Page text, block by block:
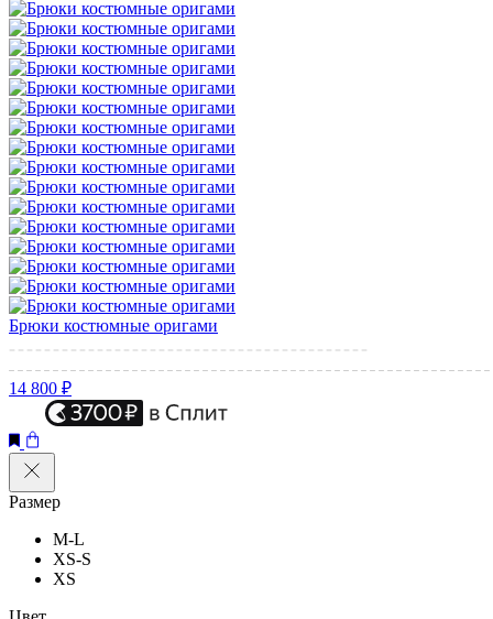
Брюки костюмные оригами
14 800 ₽
Размер
M-L
XS-S
XS